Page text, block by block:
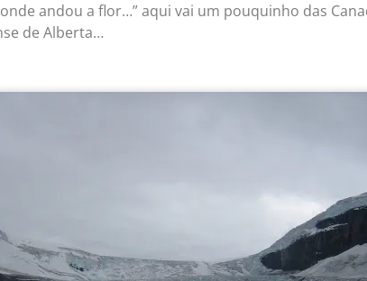
andou a flor…” aqui vai um pouquinho das
de Alberta…